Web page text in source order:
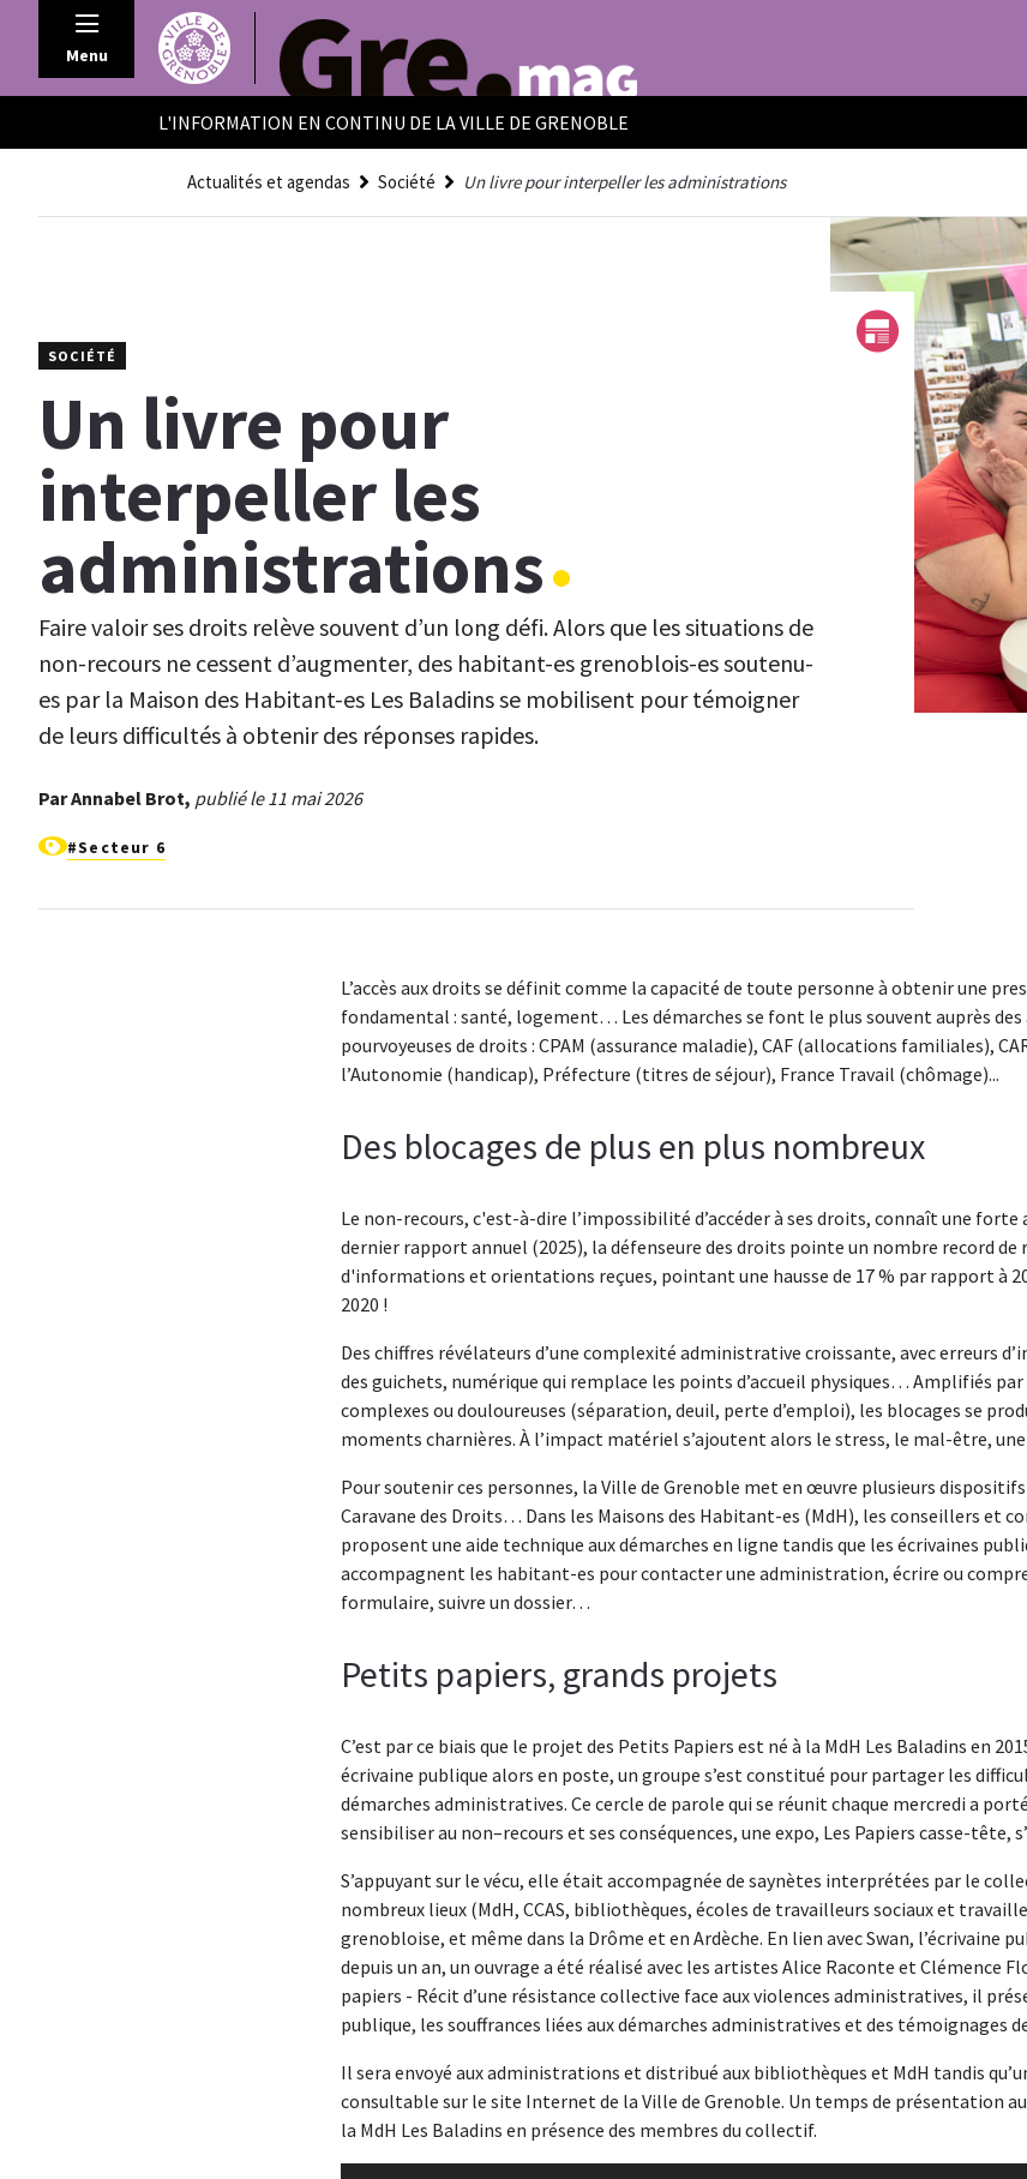
Panneau de gestion des cookies
Menu
L'INFORMATION EN CONTINU DE LA VILLE DE GRENOBLE
Actualités et agendas Société Un livre pour interpeller les administrations
Un livre pour
interpeller les
administrations
Faire valoir ses droits relève souvent d’un long défi. Alors que les situations de
non-recours ne cessent d’augmenter, des habitant-es grenoblois-es soutenu-
es par la Maison des Habitant-es Les Baladins se mobilisent pour témoigner
de leurs difficultés à obtenir des réponses rapides.
SOCIÉTÉ
Par Annabel Brot, publié le 11 mai 2026
#Secteur 6
L’accès aux droits se définit comme la capacité de toute personne à obtenir une
fondamental : santé, logement… Les démarches se font le plus souvent auprès
pourvoyeuses de droits : CPAM (assurance maladie), CAF (allocations familiales),
l’Autonomie (handicap), Préfecture (titres de séjour), France Travail (chômage)...
Des blocages de plus en plus nombreux
Le non-recours, c'est-à-dire l’impossibilité d’accéder à ses droits, connaît une
dernier rapport annuel (2025), la défenseure des droits pointe un nombre record de
d'informations et orientations reçues, pointant une hausse de 17 % par rapport à
2020 !
Des chiffres révélateurs d’une complexité administrative croissante, avec erreurs
des guichets, numérique qui remplace les points d’accueil physiques… Amplifiés
complexes ou douloureuses (séparation, deuil, perte d’emploi), les blocages se
moments charnières. À l’impact matériel s’ajoutent alors le stress, le mal-être,
Pour soutenir ces personnes, la Ville de Grenoble met en œuvre plusieurs
Caravane des Droits… Dans les Maisons des Habitant-es (MdH), les conseillers et
proposent une aide technique aux démarches en ligne tandis que les écrivaines
accompagnent les habitant-es pour contacter une administration, écrire ou
formulaire, suivre un dossier…
Petits papiers, grands projets
C’est par ce biais que le projet des Petits Papiers est né à la MdH Les Baladins en
écrivaine publique alors en poste, un groupe s’est constitué pour partager les
démarches administratives. Ce cercle de parole qui se réunit chaque mercredi a
sensibiliser au non–recours et ses conséquences, une expo, Les Papiers casse-tête,
S’appuyant sur le vécu, elle était accompagnée de saynètes interprétées par le
nombreux lieux (MdH, CCAS, bibliothèques, écoles de travailleurs sociaux et
grenobloise, et même dans la Drôme et en Ardèche. En lien avec Swan, l’écrivaine
depuis un an, un ouvrage a été réalisé avec les artistes Alice Raconte et Clémence
papiers - Récit d’une résistance collective face aux violences administratives, il
publique, les souffrances liées aux démarches administratives et des témoignages
Il sera envoyé aux administrations et distribué aux bibliothèques et MdH tandis
consultable sur le site Internet de la Ville de Grenoble. Un temps de présentation
la MdH Les Baladins en présence des membres du collectif.